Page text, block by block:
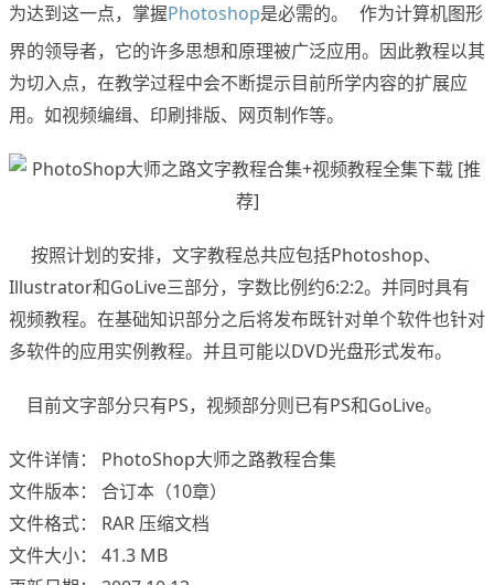
为达到这一点，掌握Photoshop是必需的。
作为计算机图形
界的领导者，它的许多思想和原理被广泛应用。因此教程以其
为切入点，在教学过程中会不断提示目前所学内容的扩展应
用。如视频编缉、印刷排版、网页制作等。
按照计划的安排，文字教程总共应包括Photoshop、
Illustrator和GoLive三部分，字数比例约6:2:2。并同时具有
视频教程。在基础知识部分之后将发布既针对单个软件也针对
多软件的应用实例教程。并且可能以DVD光盘形式发布。
目前文字部分只有PS，视频部分则已有PS和GoLive。
文件详情： PhotoShop大师之路教程合集
文件版本： 合订本（10章）
文件格式： RAR 压缩文档
文件大小： 41.3 MB